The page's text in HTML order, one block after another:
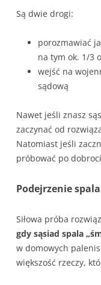
Są dwie drogi:
porozmawiać
na tym ok. 1/3
wejść na
sądową
Nawet jeśli znasz
zaczynać od
Natomiast jeśli
próbować po
Podejrzenie
Siłowa próba
gdy sąsiad spala
w domowych
większość rzeczy,